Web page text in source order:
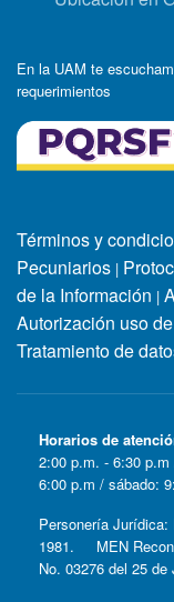
En la UAM te
requerimientos
Términos y
Pecuniarios |
de la Información |
Autorización uso
Tratamiento de
Horarios de
2:00 p.m. - 6:30
6:00 p.m / sábado:
Personería Jurídica:
1981. MEN
No. 03276 del 25 de